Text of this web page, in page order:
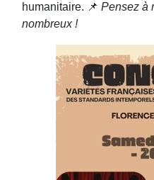
humanitaire. 📌 Pensez à
nombreux !